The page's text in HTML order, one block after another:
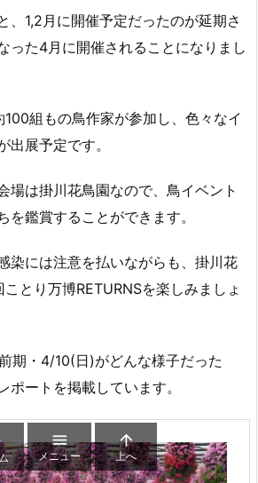
、1,2月に開催予定だったのが延期さ
った4月に開催されることになりまし
組もの鳥作家が参加し、色々なイ
出展予定です。
場は掛川花鳥園なので、鳥イベント
を鑑賞することができます。
染には注意を払いながらも、掛川花
とり万博RETURNSを楽しみましょ
期・4/10(日)がどんな様子だった
ポートを掲載しています。

メニュー

上へ